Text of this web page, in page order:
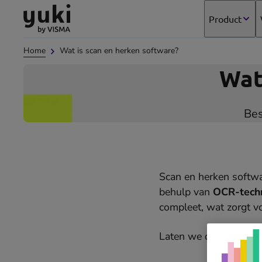
Direct
content
Direct
footer
Ga
naar
homepage
Product
Home Wat is scan en herken software?
Scan en herken
behulp van OCR-
compleet, wat zorgt
Laten we duiken in